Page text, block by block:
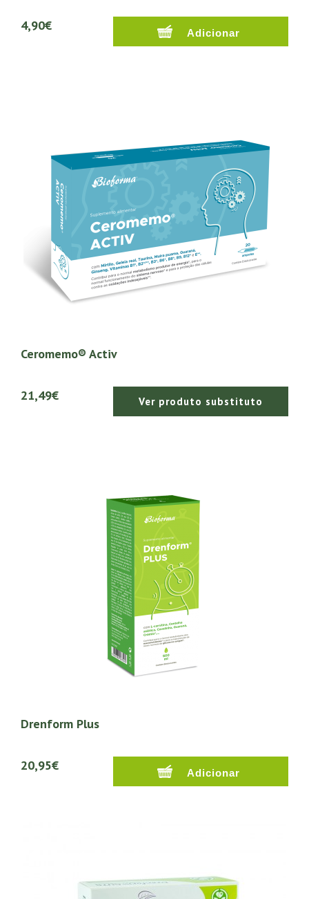
4,90€
Ceromemo® Activ
21,49€ Ver produto substituto
Drenform Plus
20,95€